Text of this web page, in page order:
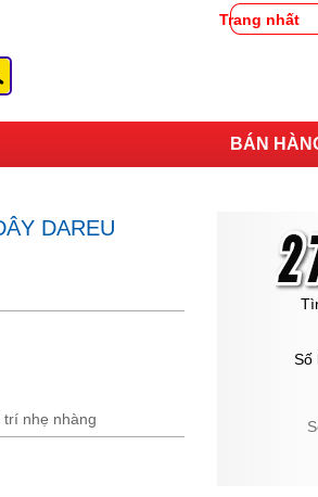
Trang nhất
BÁN
DAREU
nhẹ nhàng
Số